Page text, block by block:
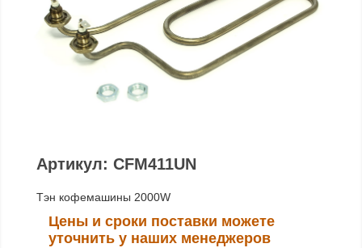
Артикул: CFM411UN
Тэн кофемашины 2000W
Цены и сроки поставки можете
уточнить у наших менеджеров